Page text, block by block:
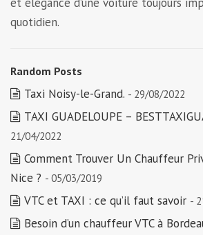
quotidien.
Random Posts
Taxi Noisy-le-Grand. - 29/08/2022
TAXI GUADELOUPE –
21/04/2022
Comment Trouver Un Chauffeur
Nice ? - 05/03/2019
VTC et TAXI : ce qu’il faut savoir -
Besoin d’un chauffeur VTC à